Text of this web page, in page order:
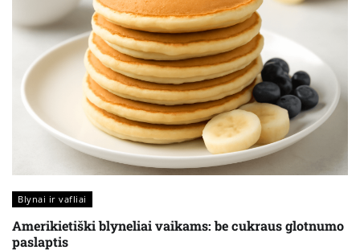
Blynai ir vafliai
Amerikietiški blyneliai vaikams: be cukraus glotnumo
paslaptis